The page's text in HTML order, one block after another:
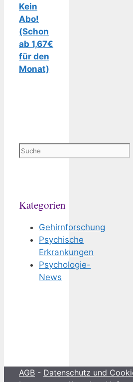
Kein
Abo!
(Schon
ab 1,67€
für den
Monat)
Suchen
Kategorien
Gehirnforschung
Psychische
Erkrankungen
Psychologie-
News
AGB - Datenschutz und